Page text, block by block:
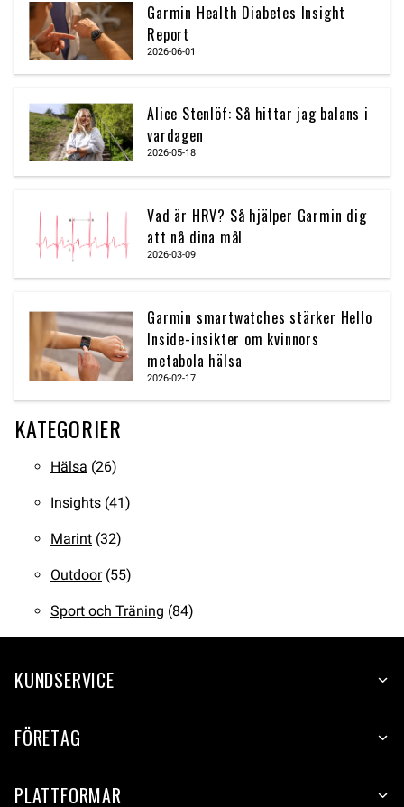
Garmin Health Diabetes Insight
Report
2026-06-01
Alice Stenlöf: Så hittar jag balans i
vardagen
2026-05-18
Vad är HRV? Så hjälper Garmin dig
att nå dina mål
2026-03-09
Garmin smartwatches stärker Hello
Inside-insikter om kvinnors
metabola hälsa
2026-02-17
KATEGORIER
Hälsa (26)
Insights (41)
Marint (32)
Outdoor(55)
Sport och Träning (84)
KUNDSERVICE
FÖRETAG
PLATTFORMAR